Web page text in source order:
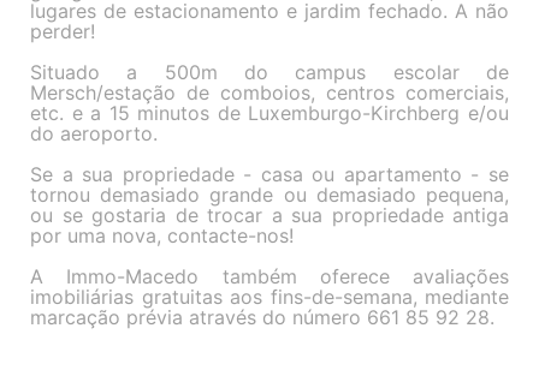
lugares de estacionamento e jardim fechado. A não
perder!
Situado a 500m do campus escolar de
Mersch/estação de comboios, centros comerciais,
etc. e a 15 minutos de Luxemburgo-Kirchberg e/ou
do aeroporto.
Se a sua propriedade - casa ou apartamento - se
tornou demasiado grande ou demasiado pequena,
ou se gostaria de trocar a sua propriedade antiga
por uma nova, contacte-nos!
A Immo-Macedo também oferece avaliações
imobiliárias gratuitas aos fins-de-semana, mediante
marcação prévia através do número 661 85 92 28.